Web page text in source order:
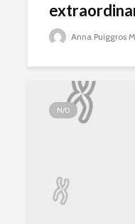
Anna Puiggros
N/D